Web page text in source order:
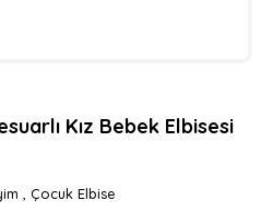
Kız Bebek Elbisesi
Çocuk Elbise